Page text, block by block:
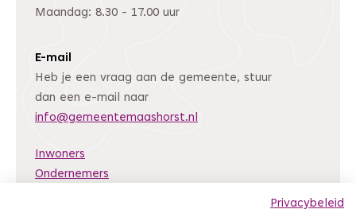
Privacybeleid
Maandag: 8.30 - 17.00 uur
E-mail
Heb je een vraag aan de gemeente, stuur
dan een e-mail naar
info@gemeentemaashorst.nl
Inwoners
Ondernemers